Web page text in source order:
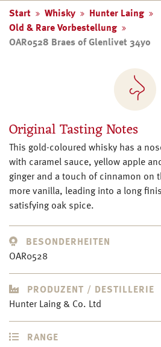
Start Whisky
Hunter Laing
Old & Rare Vorbestellung
OAR0528 Braes of Glenlivet 34yo
Original Tasting Notes
This gold-coloured whisky has a
with caramel sauce, yellow apple
ginger and a touch of cinnamon on
more vanilla, leading into a long
satisfying oak spice.
BESONDERHEITEN
OAR0528
PRODUZENT / DESTILLERIE
Hunter Laing & Co. Ltd
RANGE